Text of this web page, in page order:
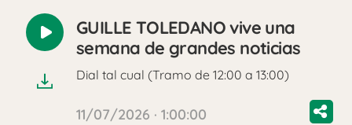
Reproducir
audio
GUILLE TOLEDANO vive una
semana de grandes noticias
Dial tal cual (Tramo de 12:00 a 13:00)
11/07/2026 · 1:00:00